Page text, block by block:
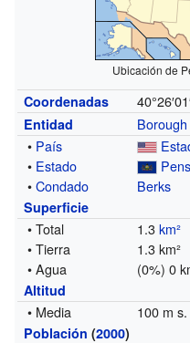
Ubicación de
Coordenadas
Entidad
Borough
• País
• Estado
•Condado Berks
Superficie
• Total 1.3km²
• Tierra
1.3 km²
• Agua
(0%) 0
Altitud
• Media 100 m
Población (2000)